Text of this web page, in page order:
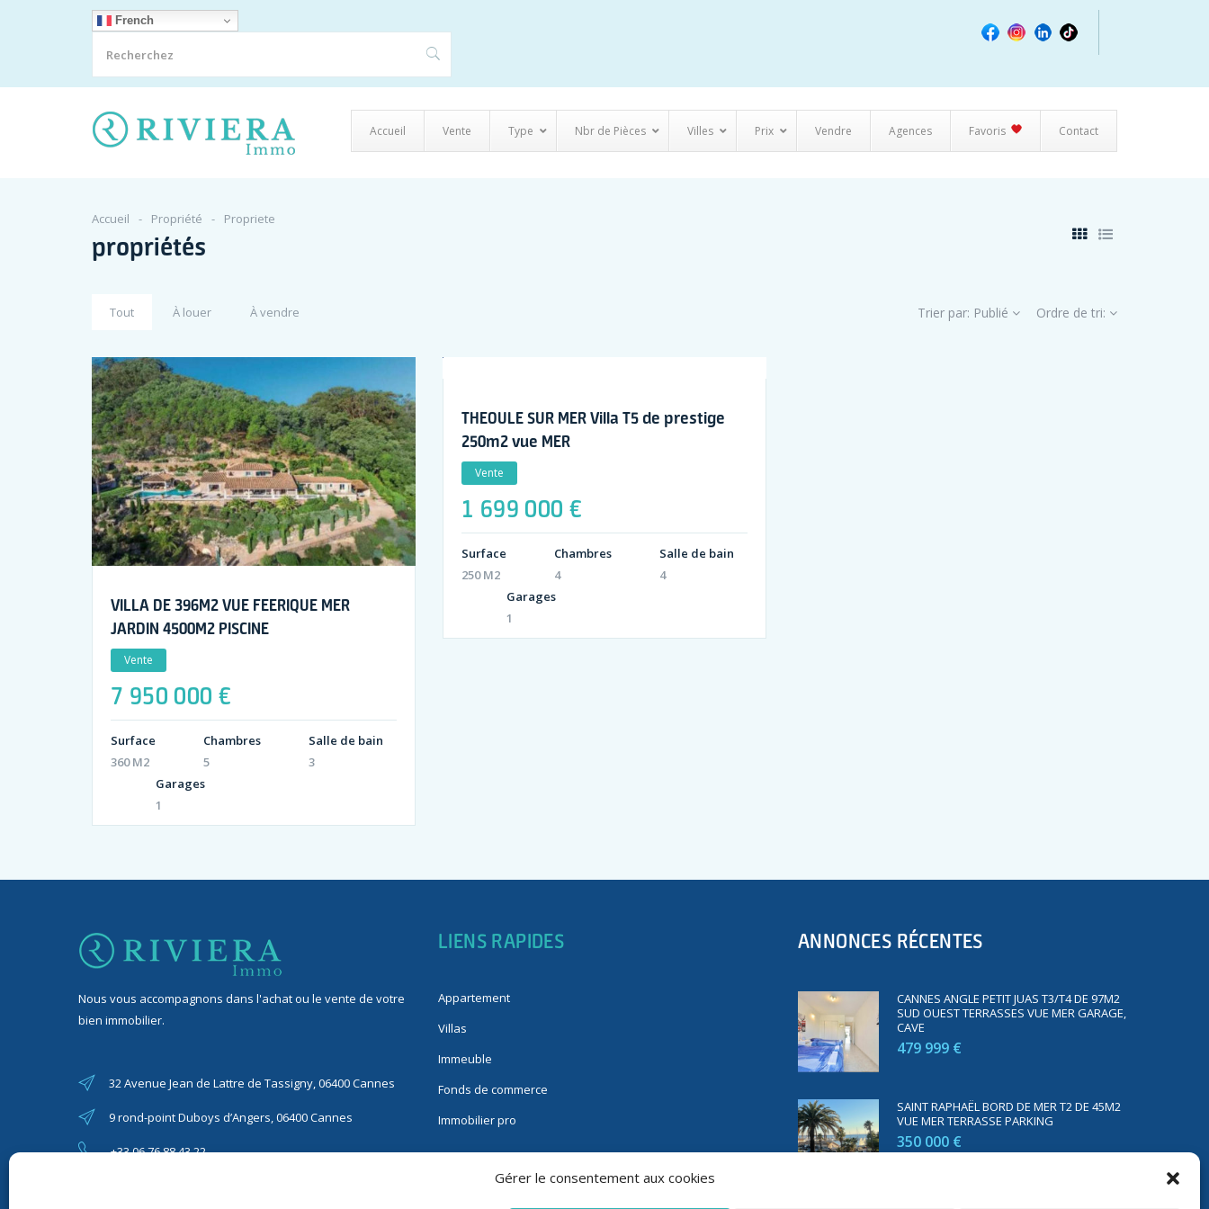
Gérer le consentement aux cookies
French
Accueil Vente Type Nbr de Pièces Villes Prix Vendre Agences Favoris Contact
Accueil Propriété Propriete
propriétés
Tout À louer À vendre Trier par: Publié Ordre de tri:
VILLA DE 396M2 VUE FEERIQUE MER
JARDIN 4500M2 PISCINE
Vente
7 950 000 €
Surface
360 M2
Chambres
5
Salle de bain
3
Garages
1
THEOULE SUR MER Villa T5 de prestige
250m2 vue MER
Vente
1 699 000 €
Surface
250 M2
Chambres
4
Salle de bain
4
Garages
1
Nous vous accompagnons dans l'achat ou le vente de votre
bien immobilier.
32 Avenue Jean de Lattre de Tassigny, 06400 Cannes
9 rond-point Duboys d’Angers, 06400 Cannes
+33 06 76 88 43 22
LIENS RAPIDES
Appartement
Villas
Immeuble
Fonds de commerce
Immobilier pro
ANNONCES RÉCENTES
CANNES ANGLE PETIT JUAS T3/T4 DE 97M2
SUD OUEST TERRASSES VUE MER GARAGE,
CAVE
479 999 €
SAINT RAPHAËL BORD DE MER T2 DE 45M2
VUE MER TERRASSE PARKING
350 000 €